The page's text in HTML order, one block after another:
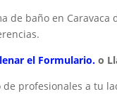
de baño en
el Formulario. o
profesionales a tu